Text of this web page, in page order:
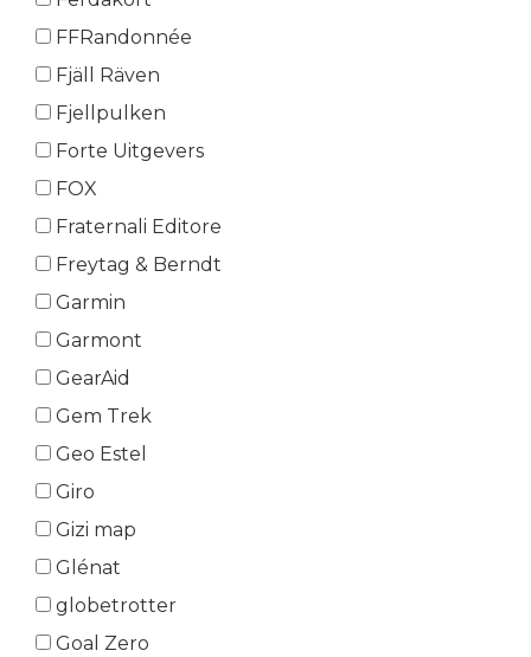
FFRandonnée
Fjäll Räven
Fjellpulken
Forte Uitgevers
FOX
Fraternali Editore
Freytag & Berndt
Garmin
Garmont
GearAid
Gem Trek
Geo Estel
Giro
Gizi map
Glénat
globetrotter
Goal Zero